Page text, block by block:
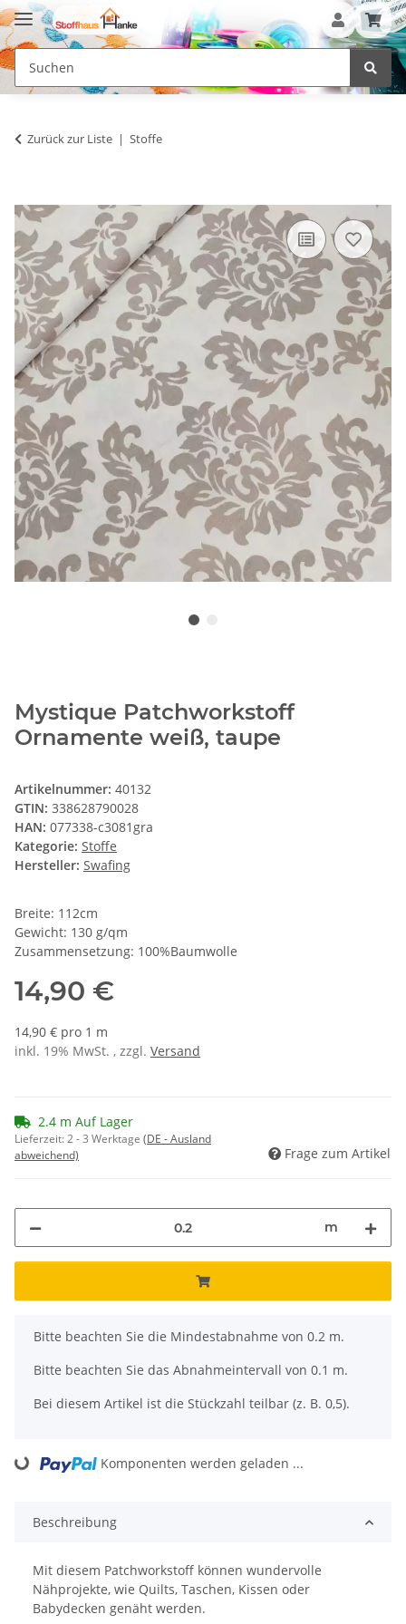
Zurück zur Liste Stoffe
Mystique Patchworkstoff
Ornamente weiß, taupe
Artikelnummer: 40132
GTIN: 338628790028
HAN: 077338-c3081gra
Kategorie: Stoffe
Hersteller: Swafing
Breite: 112cm
Gewicht: 130 g/qm
Zusammensetzung: 100%Baumwolle
14,90 €
14,90 € pro 1 m
inkl. 19% MwSt. , zzgl. Versand
2.4 m Auf Lager
Lieferzeit:2 - 3 Werktage (DE - Ausland
abweichend)
Frage zum Artikel
m
x
Bitte beachten Sie die Mindestabnahme von 0.2 m.
Bitte beachten Sie das Abnahmeintervall von 0.1 m.
Bei diesem Artikel ist die Stückzahl teilbar (z. B. 0,5).
Loading... Komponenten werden geladen ...
Beschreibung
Mit diesem Patchworkstoff können wundervolle
Nähprojekte, wie Quilts, Taschen, Kissen oder
Babydecken genäht werden.